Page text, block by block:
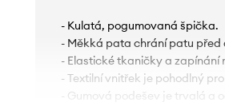
- Kulatá, pogumovaná špička.
- Měkká pata chrání patu před
- Elastické tkaničky a zapínání
- Textilní vnitřek je pohodlný
- Gumová podešev je trvalá a